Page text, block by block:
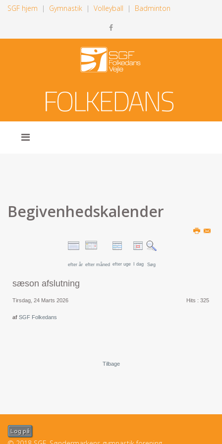
SGF hjem | Gymnastik | Volleyball | Badminton
Begivenhedskalender
efter år efter måned efter uge I dag Søg
sæson afslutning
Tirsdag, 24 Marts 2026 Hits : 325
af SGF Folkedans
Tilbage
Log på